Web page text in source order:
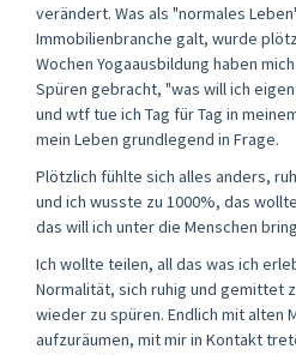
verändert. Was als "normales
Immobilienbranche galt, wurde
Wochen Yogaausbildung haben
Spüren gebracht, "was will ich
und wtf tue ich Tag für Tag in
mein Leben grundlegend in Frage.
Plötzlich fühlte sich alles anders,
und ich wusste zu 1000%, das
das will ich unter die Menschen
Ich wollte teilen, all das was ich
Normalität, sich ruhig und gemittet
wieder zu spüren. Endlich mit alten
aufzuräumen, mit mir in Kontakt